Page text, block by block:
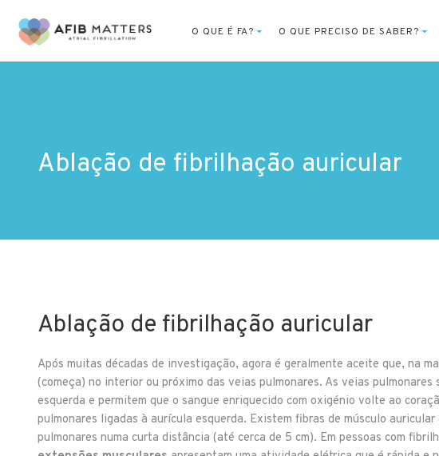
O QUE É FA? O QUE PRECISO DE SABER?
Ablação de fibrilhação auricular
Ablação de fibrilhação auricular
Após muitas décadas de investigação, agora é geralmente aceite que, na
(começa) no interior ou próximo das veias pulmonares. As veias
esquerda e permitem que o sangue enriquecido com oxigénio volte ao
pulmonares ligadas à aurícula esquerda. Existem fibras de músculo
pulmonares numa curta distância (até cerca de 5 cm). Em pessoas com